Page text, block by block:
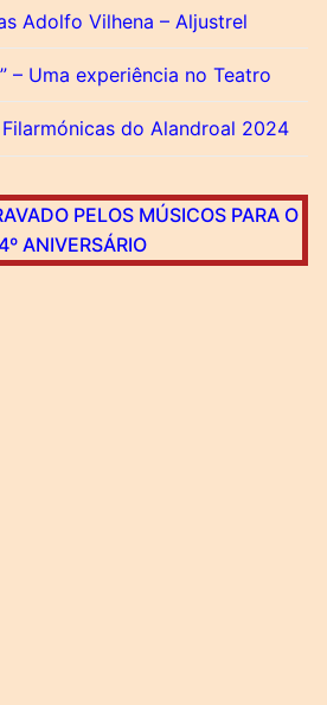
Adolfo Vilhena – Aljustrel
– Uma experiência no Teatro
do Alandroal 2024
PELOS MÚSICOS PARA O
ANIVERSÁRIO